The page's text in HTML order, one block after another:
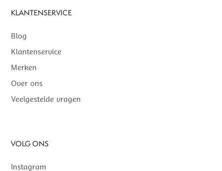
KLANTENSERVICE
Blog
Klantenservice
Merken
Over ons
Veelgestelde vragen
VOLG ONS
Instagram